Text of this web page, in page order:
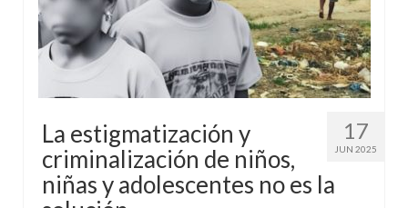
17
JUN 2025
La estigmatización y
criminalización de niños,
niñas y adolescentes no es la